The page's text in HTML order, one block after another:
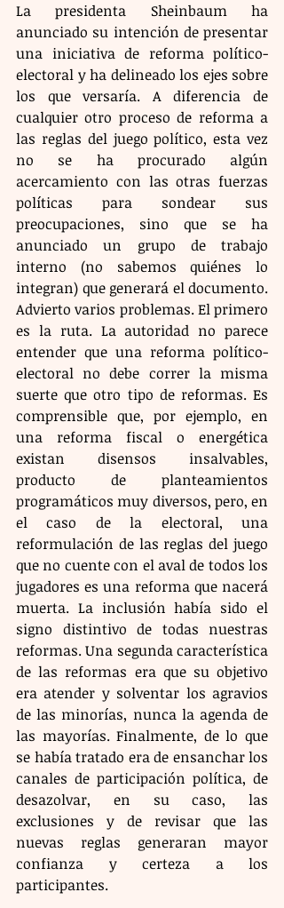
La presidenta Sheinbaum ha
anunciado su intención de presentar
una iniciativa de reforma político-
electoral y ha delineado los ejes sobre
los que versaría. A diferencia de
cualquier otro proceso de reforma a
las reglas del juego político, esta vez
no se ha procurado algún
acercamiento con las otras fuerzas
políticas para sondear sus
preocupaciones, sino que se ha
anunciado un grupo de trabajo
interno (no sabemos quiénes lo
integran) que generará el documento.
Advierto varios problemas. El primero
es la ruta. La autoridad no parece
entender que una reforma político-
electoral no debe correr la misma
suerte que otro tipo de reformas. Es
comprensible que, por ejemplo, en
una reforma fiscal o energética
existan disensos insalvables,
producto de planteamientos
programáticos muy diversos, pero, en
el caso de la electoral, una
reformulación de las reglas del juego
que no cuente con el aval de todos los
jugadores es una reforma que nacerá
muerta. La inclusión había sido el
signo distintivo de todas nuestras
reformas. Una segunda característica
de las reformas era que su objetivo
era atender y solventar los agravios
de las minorías, nunca la agenda de
las mayorías. Finalmente, de lo que
se había tratado era de ensanchar los
canales de participación política, de
desazolvar, en su caso, las
exclusiones y de revisar que las
nuevas reglas generaran mayor
confianza y certeza a los
participantes.